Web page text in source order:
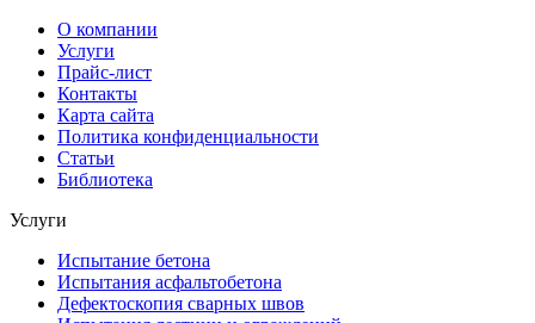
О компании
Услуги
Прайс-лист
Контакты
Карта сайта
Политика конфиденциальности
Статьи
Библиотека
Услуги
Испытание бетона
Испытания асфальтобетона
Дефектоскопия сварных швов